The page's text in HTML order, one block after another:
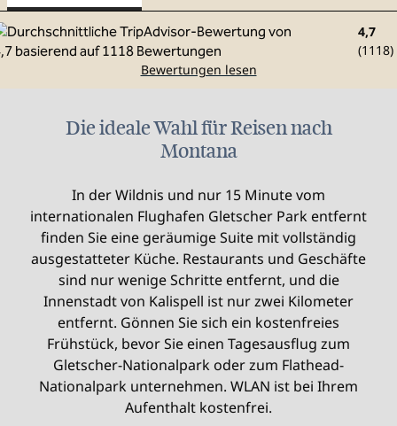
4,7
(1118)
Bewertungen lesen
Die ideale Wahl für Reisen nach
Montana
In der Wildnis und nur 15 Minute vom
internationalen Flughafen Gletscher Park entfernt
finden Sie eine geräumige Suite mit vollständig
ausgestatteter Küche. Restaurants und Geschäfte
sind nur wenige Schritte entfernt, und die
Innenstadt von Kalispell ist nur zwei Kilometer
entfernt. Gönnen Sie sich ein kostenfreies
Frühstück, bevor Sie einen Tagesausflug zum
Gletscher-Nationalpark oder zum Flathead-
Nationalpark unternehmen. WLAN ist bei Ihrem
Aufenthalt kostenfrei.